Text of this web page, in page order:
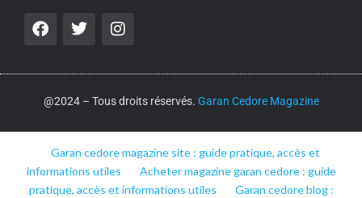
@2024 – Tous droits réservés. Garan Cedore Magazine
Garan cedore magazine site : guide pratique, accès et
informations utiles
Acheter magazine garan cedore : guide
pratique, accès et informations utiles
Garan cedore blog :